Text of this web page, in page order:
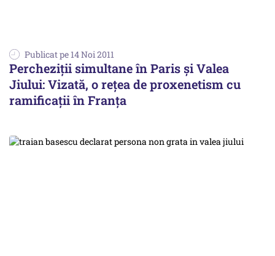
Publicat pe 14 Noi 2011
Percheziţii simultane în Paris şi Valea
Jiului: Vizată, o reţea de proxenetism cu
ramificaţii în Franţa